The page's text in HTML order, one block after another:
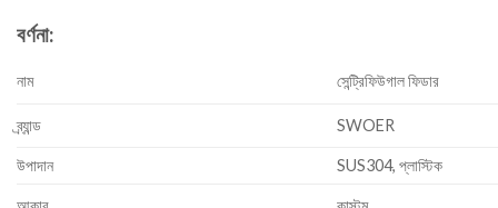
বর্ণনা:
নাম সেন্ট্রিফিউগাল ফিডার
ব্র্যান্ড SWOER
উপাদান SUS304, প্লাস্টিক